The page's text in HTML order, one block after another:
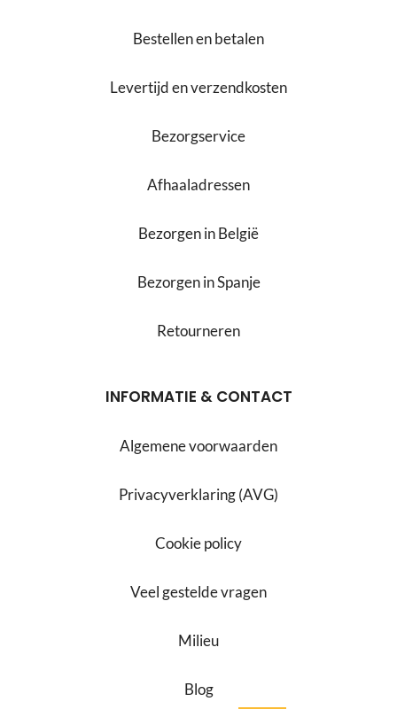
Bestellen en betalen
Levertijd en verzendkosten
Bezorgservice
Afhaaladressen
Bezorgen in België
Bezorgen in Spanje
Retourneren
INFORMATIE & CONTACT
Algemene voorwaarden
Privacyverklaring (AVG)
Cookie policy
Veel gestelde vragen
Milieu
Blog